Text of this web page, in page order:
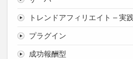
トレンドアフィリエイト – 実
プラグイン
成功報酬型